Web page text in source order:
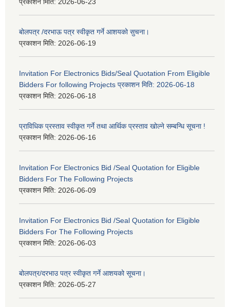
बोलपत्र /दरभाऊ पत्र स्वीकृत गर्ने आशयको सुचना।
प्रकाशन मिति: 2026-06-19
Invitation For Electronics Bids/Seal Quotation From Eligible
Bidders For following Projects प्रकाशन मिति: 2026-06-18
प्रकाशन मिति: 2026-06-18
प्राविधिक प्रस्ताव स्वीकृत गर्ने तथा आर्थिक प्रस्ताव खोल्ने सम्बन्धि सूचना !
प्रकाशन मिति: 2026-06-16
Invitation For Electronics Bid /Seal Quotation for Eligible
Bidders For The Following Projects
प्रकाशन मिति: 2026-06-09
Invitation For Electronics Bid /Seal Quotation for Eligible
Bidders For The Following Projects
प्रकाशन मिति: 2026-06-03
बोलपत्र/दरभाउ पत्र स्वीकृत गर्ने आशयको सूचना।
प्रकाशन मिति: 2026-05-27